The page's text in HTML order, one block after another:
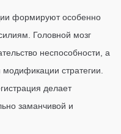
формируют особенно
Головной мозг
неспособности, а
стратегии.
делает
заманчивой и